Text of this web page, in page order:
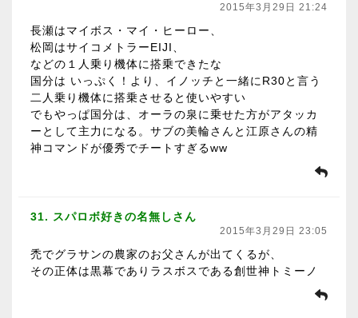
2015年3月29日 21:24
長瀬はマイボス・マイ・ヒーロー、
松岡はサイコメトラーEIJI、
などの１人乗り機体に搭乗できたな
国分は いっぷく！より、イノッチと一緒にR30と言う
二人乗り機体に搭乗させると使いやすい
でもやっぱ国分は、オーラの泉に乗せた方がアタッカ
ーとして主力になる。サブの美輪さんと江原さんの精
神コマンドが優秀でチートすぎるww
31. スパロボ好きの名無しさん
2015年3月29日 23:05
禿でグラサンの農家のお父さんが出てくるが、
その正体は黒幕でありラスボスである創世神トミーノ